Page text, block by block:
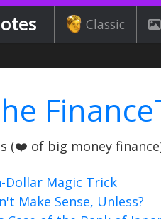
Classic
(❤️ of big money
Dollar Magic Trick
Make Sense, Unless?